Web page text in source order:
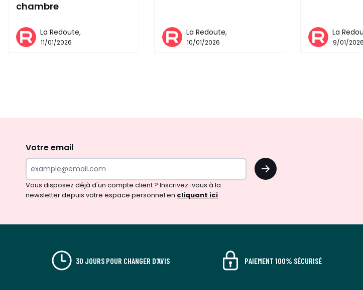
chambre
La Redoute,
11/01/2026
La Redoute,
10/01/2026
La
9/01/
et
de
surprises?
Votre email
OK
Vous disposez déjà d'un compte client ? Inscrivez-vous à la
newsletter depuis votre espace personnel en cliquant ici
30 JOURS POUR CHANGER D'AVIS PAIEMENT 100% SÉCURISÉ